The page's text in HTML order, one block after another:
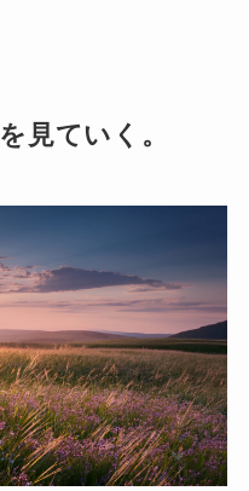
見ていく。